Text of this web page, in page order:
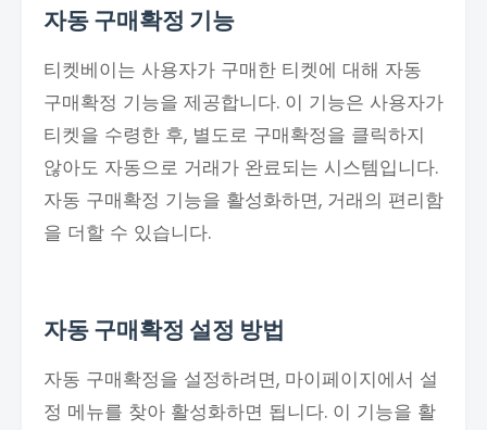
자동 구매확정 기능
티켓베이는 사용자가 구매한 티켓에 대해 자동
구매확정 기능을 제공합니다. 이 기능은 사용자가
티켓을 수령한 후, 별도로 구매확정을 클릭하지
않아도 자동으로 거래가 완료되는 시스템입니다.
자동 구매확정 기능을 활성화하면, 거래의 편리함
을 더할 수 있습니다.
자동 구매확정 설정 방법
자동 구매확정을 설정하려면, 마이페이지에서 설
정 메뉴를 찾아 활성화하면 됩니다. 이 기능을 활